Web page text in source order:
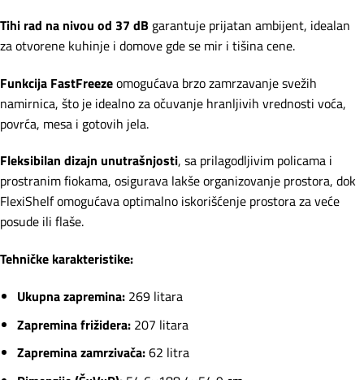
Tihi rad na nivou od 37 dB garantuje prijatan ambijent, idealan
za otvorene kuhinje i domove gde se mir i tišina cene.
Funkcija FastFreezeomogućava brzo zamrzavanje svežih
namirnica, što je idealno za očuvanje hranljivih vrednosti voća,
povrća, mesa i gotovih jela.
Fleksibilan dizajn unutrašnjosti, sa prilagodljivim policama i
prostranim fiokama, osigurava lakše organizovanje prostora, dok
FlexiShelf omogućava optimalno iskorišćenje prostora za veće
posude ili flaše.
Tehničke karakteristike:
Ukupna zapremina:269 litara
Zapremina frižidera:207 litara
Zapremina zamrzivača:62 litra